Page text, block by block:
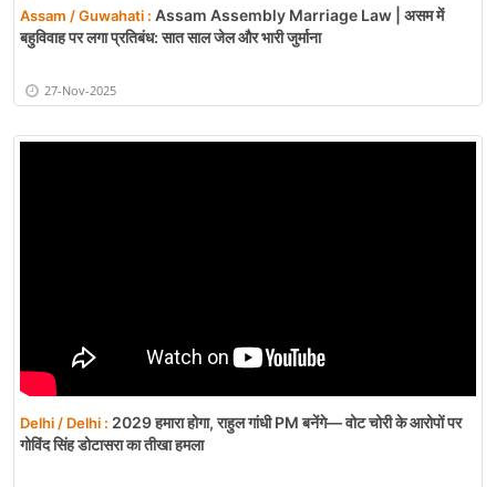
Assam / Guwahati : Assam Assembly Marriage Law | असम में
बहुविवाह पर लगा प्रतिबंध: सात साल जेल और भारी जुर्माना
27-Nov-2025
Delhi / Delhi : 2029 हमारा होगा, राहुल गांधी PM बनेंगे— वोट चोरी के आरोपों पर
गोविंद सिंह डोटासरा का तीखा हमला